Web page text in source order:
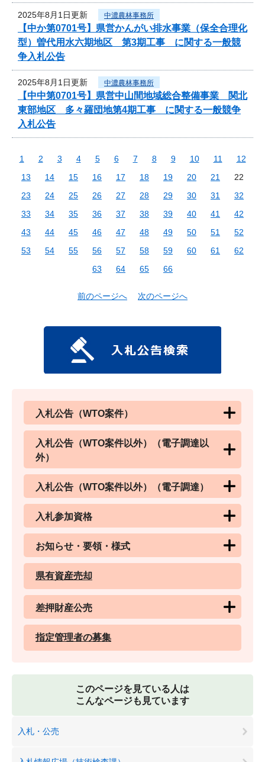
2025年8月1日更新 中濃農林事務所
【中か第0701号】県営かんがい排水事業（保全合理化
型）曽代用水六期地区 第3期工事 に関する一般競
争入札公告
2025年8月1日更新 中濃農林事務所
【中中第0701号】県営中山間地域総合整備事業 関北
東部地区 多々羅団地第4期工事 に関する一般競争
入札公告
1 2 3 4 5 6 7 8 9 10 11
12
13
14 15 16 17 18 19 20 21
22
23
24 25 26 27 28 29 30 31
32
33
34 35 36 37 38 39 40 41
42
43
44 45 46 47 48 49 50 51
52
53
54 55 56 57 58 59 60 61
62
63
64 65 66
前のページへ 次のページへ
入札公告（WTO案件）
入札公告（WTO案件以外）（電子調達以
外）
入札公告（WTO案件以外）（電子調達）
入札参加資格
お知らせ・要領・様式
県有資産売却
差押財産公売
指定管理者の募集
このページを見ている人は
こんなページも見ています
入札・公売